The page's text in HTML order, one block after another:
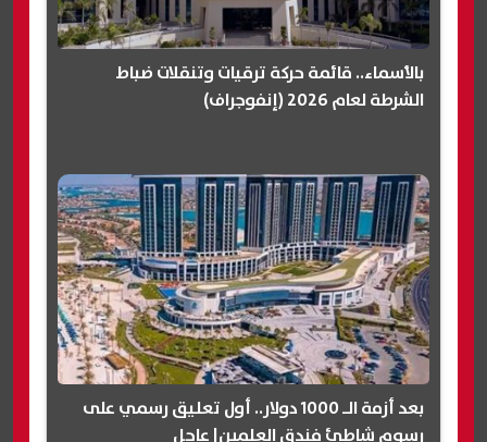
بالأسماء.. قائمة حركة ترقيات وتنقلات ضباط
الشرطة لعام 2026 (إنفوجراف)
بعد أزمة الـ 1000 دولار.. أول تعليق رسمي على
رسوم شاطئ فندق العلمين| عاجل